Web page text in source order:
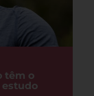
têm o
estudo